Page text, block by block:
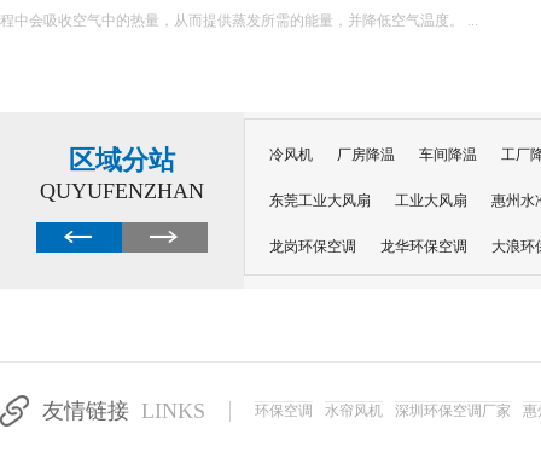
加企业运营负担。 &nb...
区域分站
QUYUFENZHAN
冷风机 厂房降温 车间降温 工厂
东莞工业大风扇 工业大风扇 惠州水
龙岗环保空调 龙华环保空调 大浪环
友情链接 LINKS 环保空调 水帘风机 深圳环保空调厂家 惠